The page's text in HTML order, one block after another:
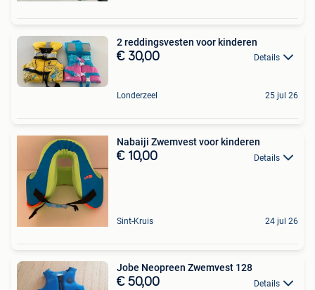
2 reddingsvesten voor kinderen
€ 30,00 Details
Londerzeel 25 jul 26
Nabaiji Zwemvest voor kinderen
€ 10,00 Details
Sint-Kruis 24 jul 26
Jobe Neopreen Zwemvest 128
€ 50,00 Details